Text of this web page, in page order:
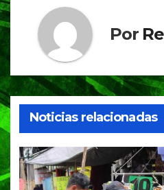
Por
Noticias relacionadas